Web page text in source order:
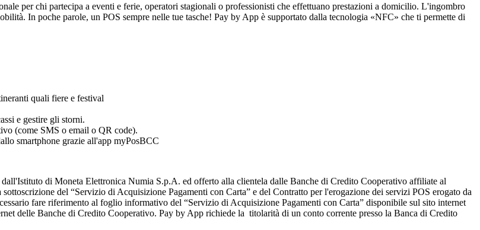
per chi partecipa a eventi e ferie, operatori stagionali o professionisti che effettuano prestazioni a domicilio. L'ingombro
In poche parole, un POS sempre nelle tue tasche! Pay by App è supportato dalla tecnologia «NFC» che ti permette di
quali fiere e festival
e gestire gli storni.
(come SMS o email o QR code).
smartphone grazie all'app myPosBCC
di Moneta Elettronica Numia S.p.A. ed offerto alla clientela dalle Banche di Credito Cooperativo affiliate al
del “Servizio di Acquisizione Pagamenti con Carta” e del Contratto per l'erogazione dei servizi POS erogato da
fare riferimento al foglio informativo del “Servizio di Acquisizione Pagamenti con Carta” disponibile sul sito internet
delle Banche di Credito Cooperativo. Pay by App richiede la titolarità di un conto corrente presso la Banca di Credito